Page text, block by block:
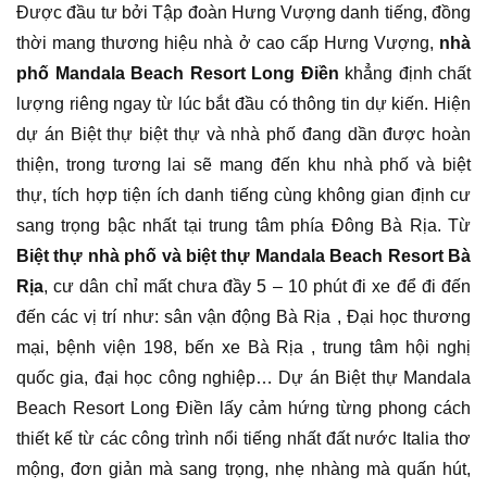
Được đầu tư bởi Tập đoàn Hưng Vượng danh tiếng, đồng
thời mang thương hiệu nhà ở cao cấp Hưng Vượng, nhà
phố Mandala Beach Resort Long Điền khẳng định chất
lượng riêng ngay từ lúc bắt đầu có thông tin dự kiến. Hiện
dự án Biệt thự biệt thự và nhà phố đang dần được hoàn
thiện, trong tương lai sẽ mang đến khu nhà phố và biệt
thự, tích hợp tiện ích danh tiếng cùng không gian định cư
sang trọng bậc nhất tại trung tâm phía Đông Bà Rịa. Từ
Biệt thự nhà phố và biệt thự Mandala Beach Resort Bà
Rịa, cư dân chỉ mất chưa đầy 5 – 10 phút đi xe để đi đến
đến các vị trí như: sân vận động Bà Rịa , Đại học thương
mại, bệnh viện 198, bến xe Bà Rịa , trung tâm hội nghị
quốc gia, đại học công nghiệp… Dự án Biệt thự Mandala
Beach Resort Long Điền lấy cảm hứng từng phong cách
thiết kế từ các công trình nổi tiếng nhất đất nước Italia thơ
mộng, đơn giản mà sang trọng, nhẹ nhàng mà quấn hút,